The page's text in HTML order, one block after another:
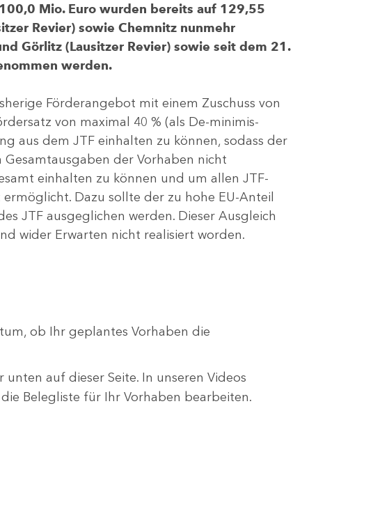
Mio. Euro wurden bereits auf 129,55
Revier) sowie Chemnitz nunmehr
Görlitz (Lausitzer Revier) sowie seit dem 21.
werden.
Förderangebot mit einem Zuschuss von
von maximal 40 % (als De-minimis-
aus dem JTF einhalten zu können, sodass der
der Vorhaben nicht
einhalten zu können und um allen JTF-
Dazu sollte der zu hohe EU-Anteil
JTF ausgeglichen werden. Dieser Ausgleich
wider Erwarten nicht realisiert worden.
ob Ihr geplantes Vorhaben die
unten auf dieser Seite. In unseren Videos
Belegliste für Ihr Vorhaben bearbeiten.